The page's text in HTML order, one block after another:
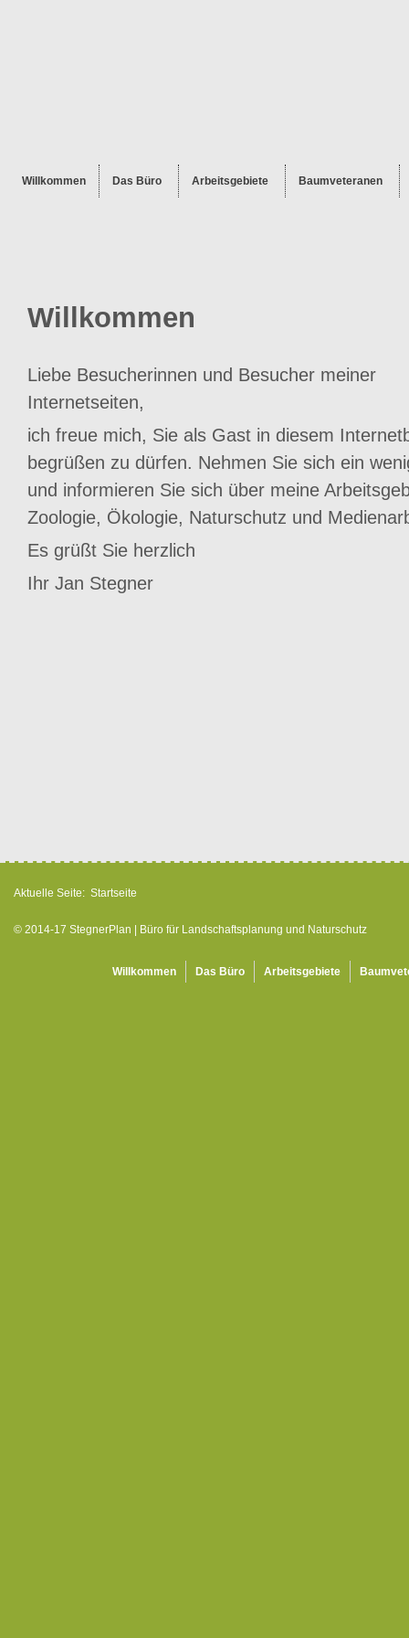
Willkommen Das Büro Arbeitsgebiete Baumveteranen
Willkommen
Liebe Besucherinnen und Besucher meiner
Internetseiten,
ich freue mich, Sie als Gast in diesem
begrüßen zu dürfen. Nehmen Sie sich ein
und informieren Sie sich über meine
Zoologie, Ökologie, Naturschutz und
Es grüßt Sie herzlich
Ihr Jan Stegner
Aktuelle Seite: Startseite
© 2014-17 StegnerPlan | Büro für Landschaftsplanung und Naturschutz
Willkommen Das Büro Arbeitsgebiete